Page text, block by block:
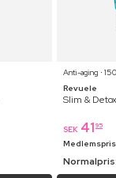
Anti-aging ⋅
Revuele
Slim &
SEK 41 95
Medlemspris
Normalpris: